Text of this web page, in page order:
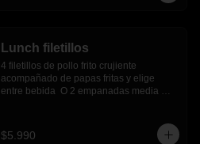
Lunch filetillos
4 filetillos de pollo frito crujiente
acompañado de papas fritas y elige
entre bebida  O 2 empanadas media
$5.990